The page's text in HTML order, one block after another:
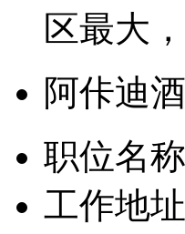
区最大
阿佧迪
职位名称
工作地址